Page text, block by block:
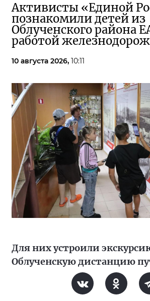
Активисты «Единой
познакомили детей из
Облученского района
работой
10 августа 2026, 10:11
Для них устроили
Облученскую дистанцию